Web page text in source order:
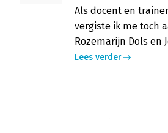
Als docent en
vergiste ik me toch
Rozemarijn Dols en
Lees verder